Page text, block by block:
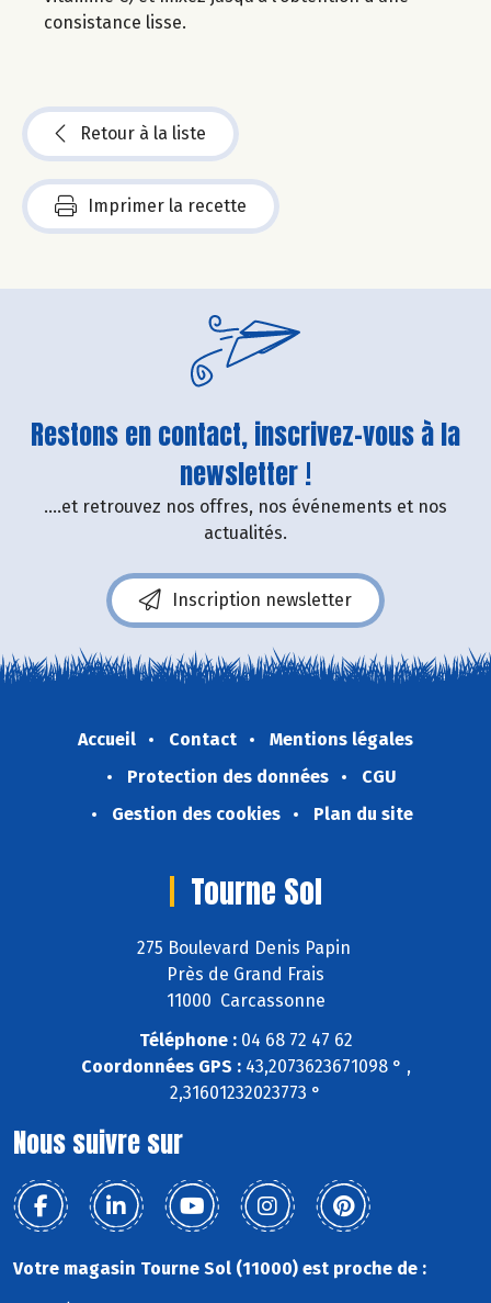
consistance lisse.
Retour à la liste
Imprimer la recette
Restons en contact, inscrivez-vous à la
newsletter !
....et retrouvez nos offres, nos événements et nos
actualités.
Inscription newsletter
Accueil Contact
Mentions légales
Protection des données
CGU
Gestion des cookies
Plan du site
Tourne Sol
275 Boulevard Denis Papin
Près de Grand Frais
11000 Carcassonne
Téléphone :04 68 72 47 62
Coordonnées GPS :43,2073623671098 ° ,
2,31601232023773 °
Nous suivre sur
Votre magasin Tourne Sol (11000) est proche de :